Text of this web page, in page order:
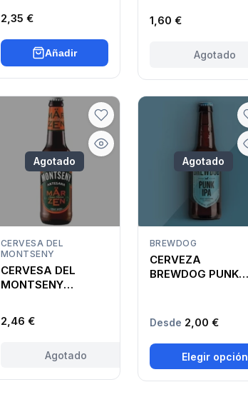
2,35 €
Añadir
1,60 €
Agotado
Agotado
CERVESA DEL
MONTSENY
CERVESA DEL
MONTSENY
2,46 €
Agotado
Agotado
BREWDOG
CERVEZA
BREWDOG PUNK
Desde 2,00 €
Elegir opción